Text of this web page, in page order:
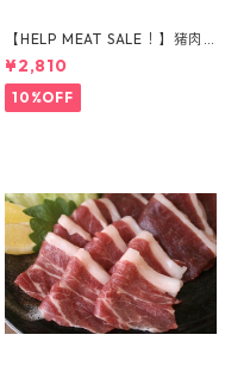
【HELP MEAT SALE！】猪肉
ももブロック（498g）
¥2,810
10%OFF